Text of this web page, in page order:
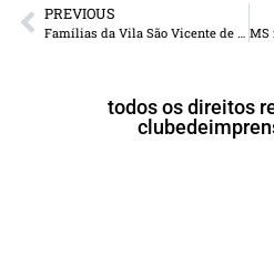
PREVIOUS
Famílias da Vila São Vicente de Paula são beneficiadas com rede de água tratada
todos os direitos